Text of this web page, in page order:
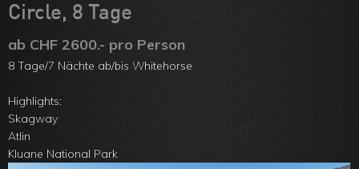
Feedbacks
Kontakt
Circle, 8 Tage
ab CHF 2600.- pro Person
8 Tage/7 Nächte ab/bis Whitehorse
Highlights:
Skagway
Atlin
Kluane National Park